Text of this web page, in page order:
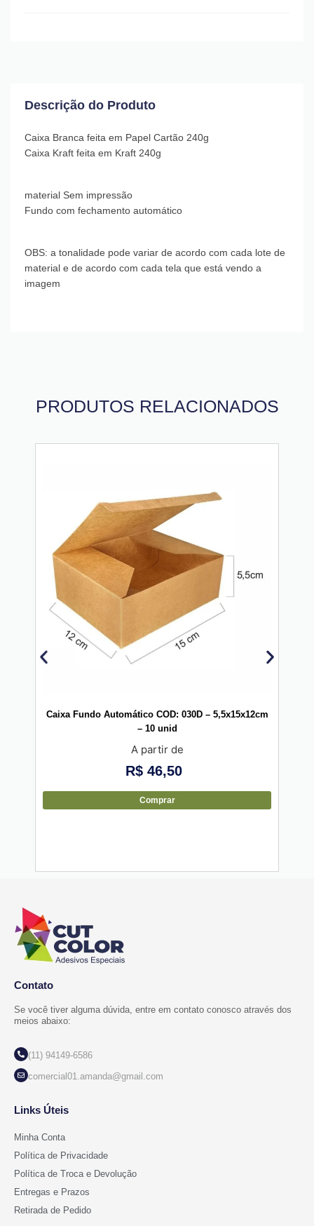
Descrição do Produto
Caixa Branca feita em Papel Cartão 240g
Caixa Kraft feita em Kraft 240g
material Sem impressão
Fundo com fechamento automático
OBS: a tonalidade pode variar de acordo com cada lote de
material e de acordo com cada tela que está vendo a
imagem
PRODUTOS RELACIONADOS
Caixa Fundo Automático COD: 030D – 5,5x15x12cm
– 10 unid
A partir de
R$46,50
Comprar
Contato
Se você tiver alguma dúvida, entre em contato conosco através dos
meios abaixo:
(11) 94149-6586
comercial01.amanda@gmail.com
Links Úteis
Minha Conta
Política de Privacidade
Política de Troca e Devolução
Entregas e Prazos
Retirada de Pedido